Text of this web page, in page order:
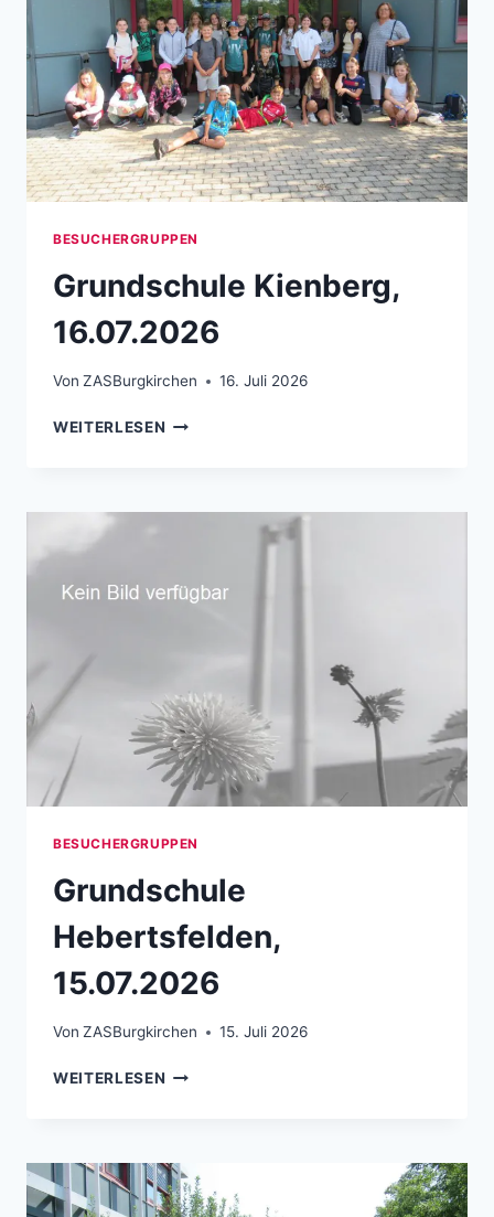
BESUCHERGRUPPEN
Grundschule Kienberg,
16.07.2026
Von ZASBurgkirchen 16. Juli 2026
WEITERLESEN GRUNDSCHULE KIENBERG, 16.07.2026
BESUCHERGRUPPEN
Grundschule
Hebertsfelden,
15.07.2026
Von ZASBurgkirchen 15. Juli 2026
WEITERLESEN GRUNDSCHULE HEBERTSFELDEN,